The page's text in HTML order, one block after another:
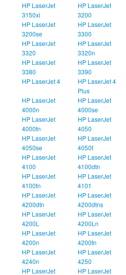
HP LaserJet
3150xi
HP LaserJet
3200
HP LaserJet
3200se
HP LaserJet
3300
HP LaserJet
3320
HP LaserJet
3320n
HP LaserJet
3380
HP LaserJet
3390
HP LaserJet 4
HP LaserJet 4
Plus
HP LaserJet
4000n
HP LaserJet
4000se
HP LaserJet
4000tn
HP LaserJet
4050
HP LaserJet
4050se
HP LaserJet
4050t
HP LaserJet
4100
HP LaserJet
4100dtn
HP LaserJet
4100tn
HP LaserJet
4101
HP LaserJet
4200dtn
HP LaserJet
4200dtns
HP LaserJet
4200L
HP LaserJet
4200Ln
HP LaserJet
4200n
HP LaserJet
4200tn
HP LaserJet
4240n
HP LaserJet
4250
HP LaserJet
HP LaserJet